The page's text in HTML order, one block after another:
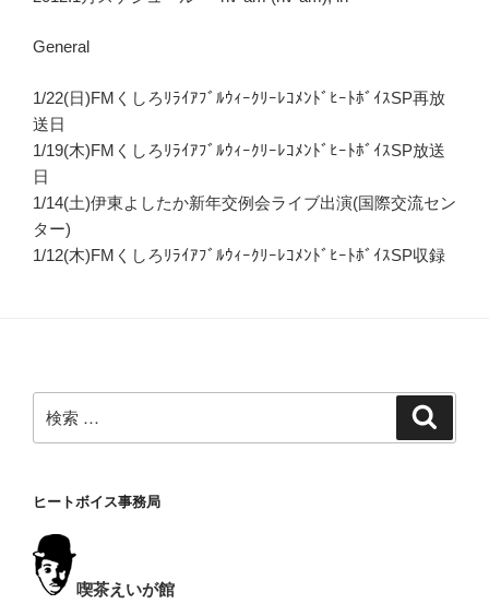
General
1/22(日)FMくしろﾘﾗｲｱﾌﾞﾙｳｨｰｸﾘｰﾚｺﾒﾝﾄﾞﾋｰﾄﾎﾞｲｽSP再放
送日
1/19(木)FMくしろﾘﾗｲｱﾌﾞﾙｳｨｰｸﾘｰﾚｺﾒﾝﾄﾞﾋｰﾄﾎﾞｲｽSP放送
日
1/14(土)伊東よしたか新年交例会ライブ出演(国際交流セン
ター)
1/12(木)FMくしろﾘﾗｲｱﾌﾞﾙｳｨｰｸﾘｰﾚｺﾒﾝﾄﾞﾋｰﾄﾎﾞｲｽSP収録
索:
ヒートボイス事務局
喫茶えいが館